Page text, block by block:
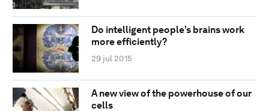
Do intelligent people’s brains work
more efficiently?
29 jul 2015
A new view of the powerhouse of our
cells